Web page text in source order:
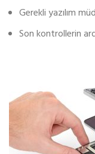
Gerekli yazılım
Son kontrollerin